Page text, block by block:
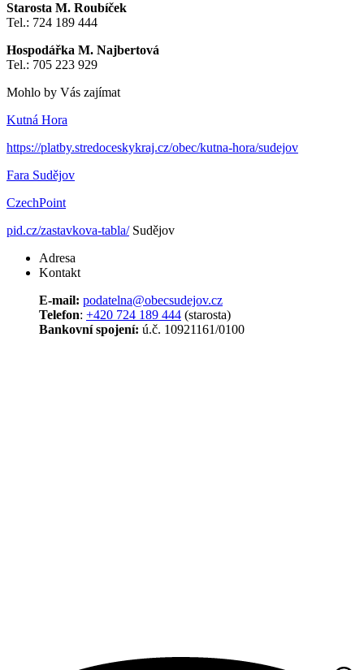
Starosta M. Roubíček
Tel.: 724 189 444
Hospodářka M. Najbertová
Tel.: 705 223 929
Mohlo by Vás zajímat
Kutná Hora
https://platby.stredoceskykraj.cz/obec/kutna-hora/sudejov
Fara Sudějov
CzechPoint
pid.cz/zastavkova-tabla/Sudějov
Adresa
Kontakt
E-mail: podatelna@obecsudejov.cz
Telefon: +420 724 189 444 (starosta)
Bankovní spojení: ú.č. 10921161/0100